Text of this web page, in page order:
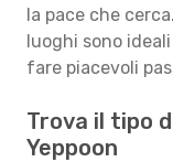
la pace che
luoghi sono
fare piacevoli
Trova il tipo
Yeppoon